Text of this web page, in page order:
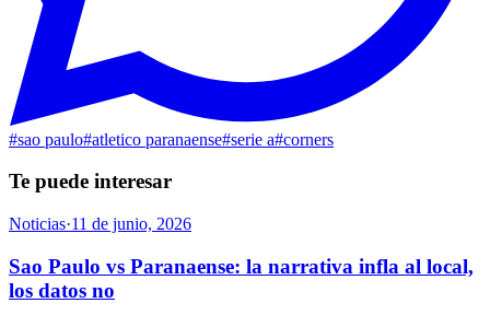
#sao paulo#atletico paranaense#serie a#corners
Te puede interesar
Noticias·11 de junio, 2026
Sao Paulo vs Paranaense: la narrativa infla al local,
los datos no